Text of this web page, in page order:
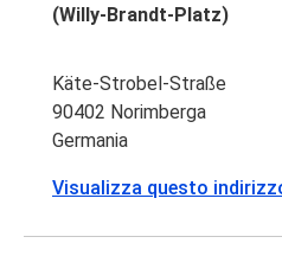
(Willy-Brandt-Platz)
Käte-Strobel-Straße
90402 Norimberga
Germania
Visualizza questo